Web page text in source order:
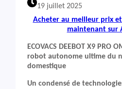
19 juillet 2025
Acheter au meilleur prix
maintenant sur
ECOVACS DEEBOT X9 PRO
robot autonome ultime du
domestique
Un condensé de